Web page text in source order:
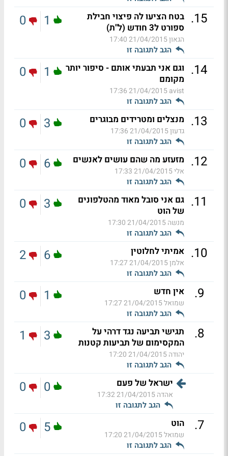
15
. בטח הציעו לה פיצוי חבילת
ספורט ל3 חודש (ל"ת)
הגאון21/04/2015 17:40
הגב לתגובה זו
1
0
14
. וגם אני תבעתי אותם - סיפור יותר
מקומם
avist
21/04/2015 17:36
הגב לתגובה זו
1
0
13
. מנצלים ומטרידים מבוגרים
גדעון21/04/2015 17:36
הגב לתגובה זו
3
0
12
. מזעזע מה שהם עושים לאנשים
אלי21/04/2015 17:33
הגב לתגובה זו
6
0
11
. גם אני סובל מאוד מהטלפונים
של הוט
מנשה21/04/2015 17:30
הגב לתגובה זו
3
0
10
. אמיתי לחלוטין
אלמן21/04/2015 17:27
הגב לתגובה זו
6
2
9
. אין חדש
שמואל21/04/2015 17:27
הגב לתגובה זו
1
0
8
.
תגישי תביעה נגד דרהי על
המקסימום של תביעות קטנות
יהודה21/04/2015 17:20
הגב לתגובה זו
3
1
ישראל של פעם
אהדה21/04/2015 17:32
הגב לתגובה זו
0
0
7
. הוט
שמואל21/04/2015 17:20
הגב לתגובה זו
5
0